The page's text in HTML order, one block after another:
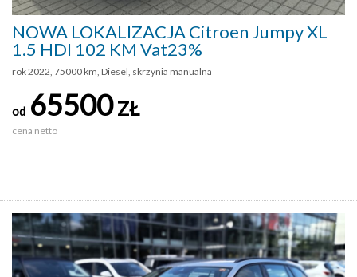
NOWA LOKALIZACJA Citroen Jumpy XL
1.5 HDI 102 KM Vat23%
rok 2022, 75000 km, Diesel, skrzynia manualna
od 65500ZŁ
cena netto